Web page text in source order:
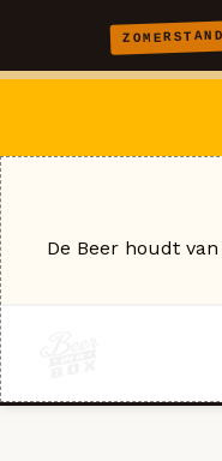
ZOMERSTAND
De Beer houdt